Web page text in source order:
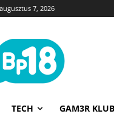
7, 2026
TECH GAM3R KLUB